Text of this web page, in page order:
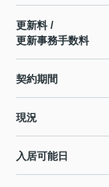
更新料 /
更新事務手数料
契約期間
現況
入居可能日